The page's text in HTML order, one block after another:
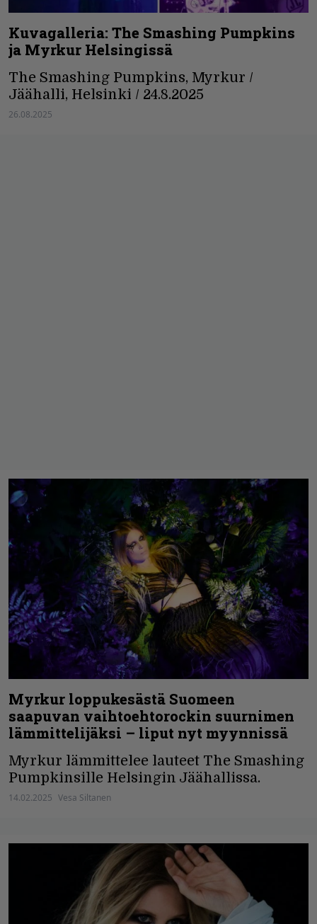
Kuvagalleria: The Smashing Pumpkins
ja Myrkur Helsingissä
The Smashing Pumpkins, Myrkur /
Jäähalli, Helsinki / 24.8.2025
26.08.2025
Myrkur loppukesästä Suomeen
saapuvan vaihtoehtorockin suurnimen
lämmittelijäksi – liput nyt myynnissä
Myrkur lämmittelee lauteet The Smashing
Pumpkinsille Helsingin Jäähallissa.
14.02.2025 Vesa Siltanen